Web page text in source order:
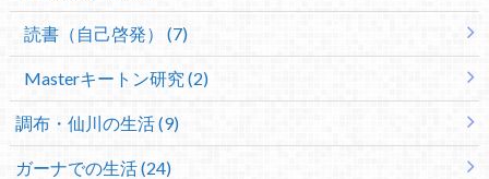
読書（自己啓発） (7)
Masterキートン研究 (2)
調布・仙川の生活 (9)
ガーナでの生活 (24)